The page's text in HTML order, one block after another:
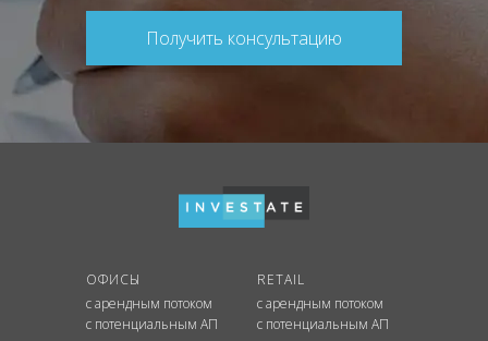
Получить консультацию
ОФИСЫ
с арендным потоком
с потенциальным АП
RETAIL
с арендным потоком
с потенциальным АП